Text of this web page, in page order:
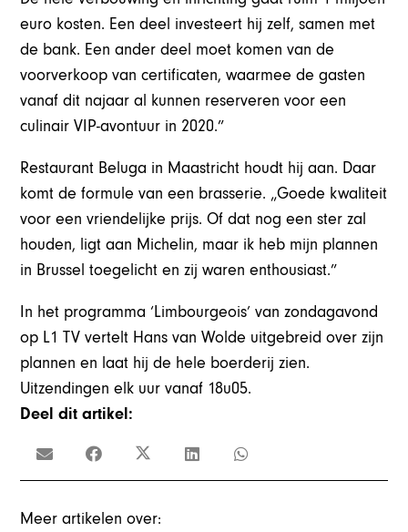
euro kosten. Een deel investeert hij zelf, samen met
de bank. Een ander deel moet komen van de
voorverkoop van certificaten, waarmee de gasten
vanaf dit najaar al kunnen reserveren voor een
culinair VIP-avontuur in 2020.”
Restaurant Beluga in Maastricht houdt hij aan. Daar
komt de formule van een brasserie. „Goede kwaliteit
voor een vriendelijke prijs. Of dat nog een ster zal
houden, ligt aan Michelin, maar ik heb mijn plannen
in Brussel toegelicht en zij waren enthousiast.”
In het programma ‘Limbourgeois’ van zondagavond
op L1 TV vertelt Hans van Wolde uitgebreid over zijn
plannen en laat hij de hele boerderij zien.
Uitzendingen elk uur vanaf 18u05.
Deel dit artikel:
Meer artikelen over: